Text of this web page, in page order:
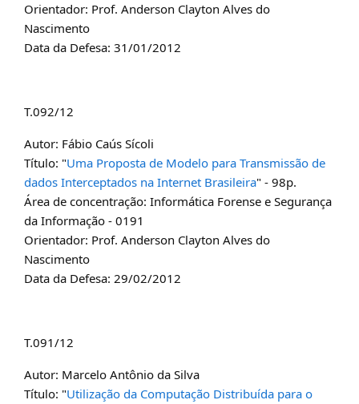
Orientador: Prof. Anderson Clayton Alves do
Nascimento
Data da Defesa: 31/01/2012
T.092/12
Autor: Fábio Caús Sícoli
Título: "Uma Proposta de Modelo para Transmissão de
dados Interceptados na Internet Brasileira" - 98p.
Área de concentração: Informática Forense e Segurança
da Informação - 0191
Orientador: Prof. Anderson Clayton Alves do
Nascimento
Data da Defesa: 29/02/2012
T.091/12
Autor: Marcelo Antônio da Silva
Título: "Utilização da Computação Distribuída para o